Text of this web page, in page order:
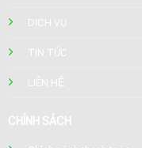
DỊCH VỤ
TIN TỨC
LIÊN HỆ
CHÍNH SÁCH